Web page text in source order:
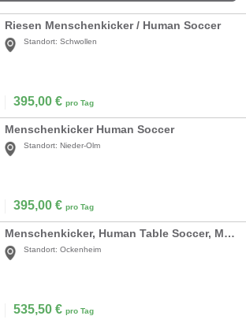
Riesen Menschenkicker / Human Soccer
Standort: Schwollen
395,00 € pro Tag
Menschenkicker Human Soccer
Standort: Nieder-Olm
395,00 € pro Tag
Menschenkicker, Human Table Soccer, Megakicker
Standort: Ockenheim
535,50 € pro Tag